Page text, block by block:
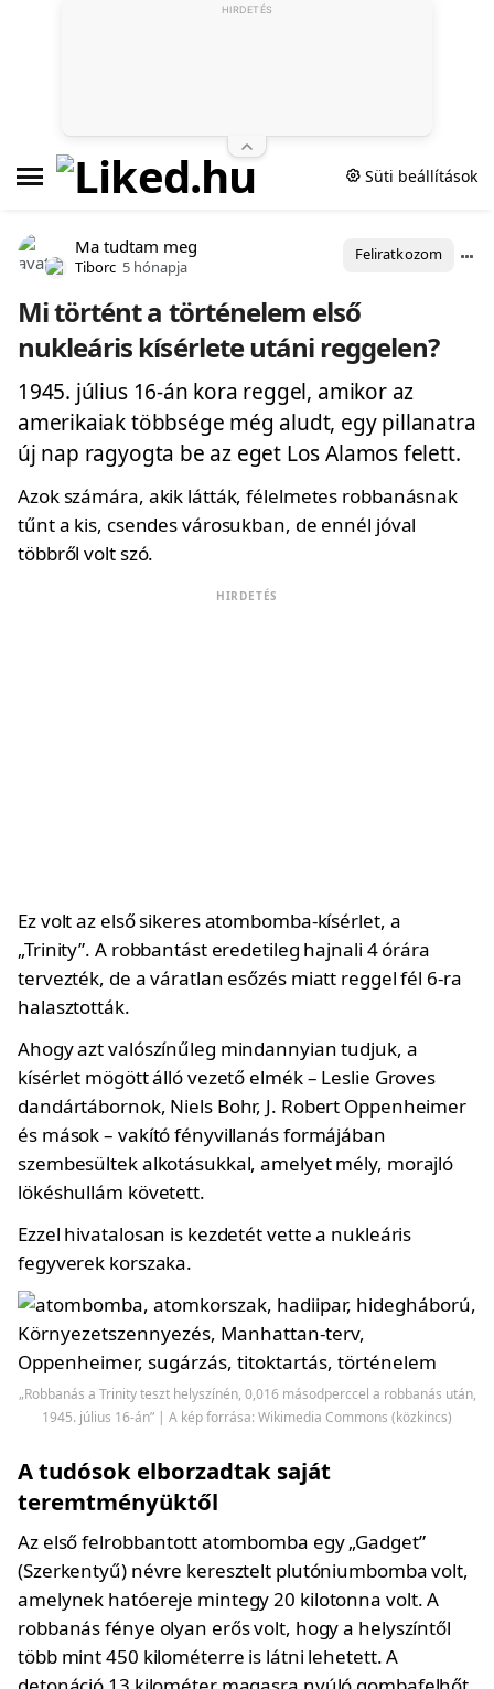
Süti beállítások
Ma tudtam meg
Tiborc 5 hónapja
Feliratkozom
Mi történt a történelem első
nukleáris kísérlete utáni reggelen?
1945. július 16-án kora reggel, amikor az
amerikaiak többsége még aludt, egy pillanatra
új nap ragyogta be az eget Los Alamos felett.
Azok számára, akik látták, félelmetes robbanásnak
tűnt a kis, csendes városukban, de ennél jóval
többről volt szó.
HIRDETÉS
Ez volt az első sikeres atombomba-kísérlet, a
„Trinity”. A robbantást eredetileg hajnali 4 órára
tervezték, de a váratlan esőzés miatt reggel fél 6-ra
halasztották.
Ahogy azt valószínűleg mindannyian tudjuk, a
kísérlet mögött álló vezető elmék – Leslie Groves
dandártábornok, Niels Bohr, J. Robert Oppenheimer
és mások – vakító fényvillanás formájában
szembesültek alkotásukkal, amelyet mély, morajló
lökéshullám követett.
Ezzel hivatalosan is kezdetét vette a nukleáris
fegyverek korszaka.
„Robbanás a Trinity teszt helyszínén, 0,016 másodperccel a robbanás után,
1945. július 16-án” | A kép forrása: Wikimedia Commons (közkincs)
A tudósok elborzadtak saját
teremtményüktől
Az első felrobbantott atombomba egy „Gadget”
(Szerkentyű) névre keresztelt plutóniumbomba volt,
amelynek hatóereje mintegy 20 kilotonna volt. A
robbanás fénye olyan erős volt, hogy a helyszíntől
több mint 450 kilométerre is látni lehetett. A
HIRDETÉS